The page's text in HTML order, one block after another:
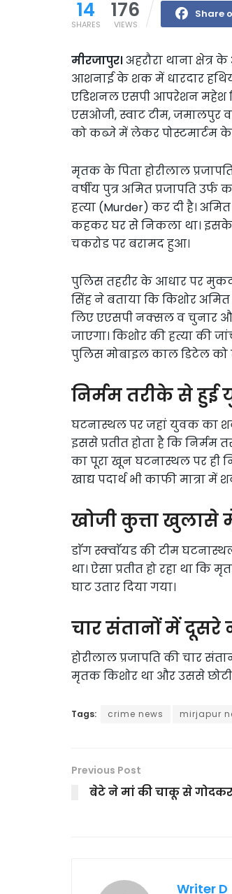
14
SHARES
176
VIEWS
Share
मीरजापुर। अहरौरा थाना
आशनाई के शक में धारदार
एडिशनल एसपी आपरेशन महेश
एसओजी, स्वाट टीम, जमालपुर
को कब्जे में लेकर पोस्टमार्टम के
मृतक के पिता होरीलाल
वर्षीय पुत्र अमित प्रजापति
हत्या (Murder) कर दी है।
कहकर घर से निकला था। इसके
चकरोड पर बरामद हुआ।
पुलिस तहरीर के आधार पर
सिंह ने बताया कि किशोर
लिए एएसपी नक्सल व चुनार
जाएगा। किशोर की हत्या की
पुलिस मोबाइल काल डिटेल को
निर्मम तरीके से हुई
घटनास्थल पर जहां युवक का
इससे प्रतीत होता है कि
का पूरा खून घटनास्थल पर ही
खाद्य पदार्थ भी काफी मात्रा
खोजी कुत्ता खुलासे
डाॅग स्क्वाॅयड की टीम
था। ऐसा प्रतीत हो रहा था
घाट उतार दिया गया।
चार संतानों में
होरीलाल प्रजापति की चार
मृतक किशोर था और उससे
Tags: crime news mirjapur
Previous Post
बेटे ने मां की चाकू से गोदकर
Writer D